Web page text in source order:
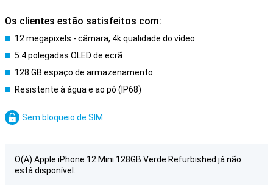
Os clientes estão satisfeitos com:
12 megapixels - câmara, 4k qualidade do vídeo
5.4 polegadas OLED de ecrã
128 GB espaço de armazenamento
Resistente à água e ao pó (IP68)
Sem bloqueio de SIM
O(A) Apple iPhone 12 Mini 128GB Verde Refurbished já não
está disponível.